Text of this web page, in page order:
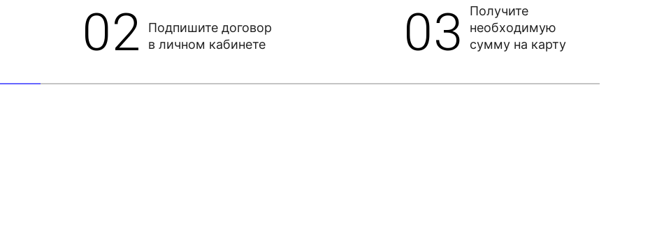
02
Подпишите договор
в личном кабинете
03
Получите
необходимую
сумму на карту